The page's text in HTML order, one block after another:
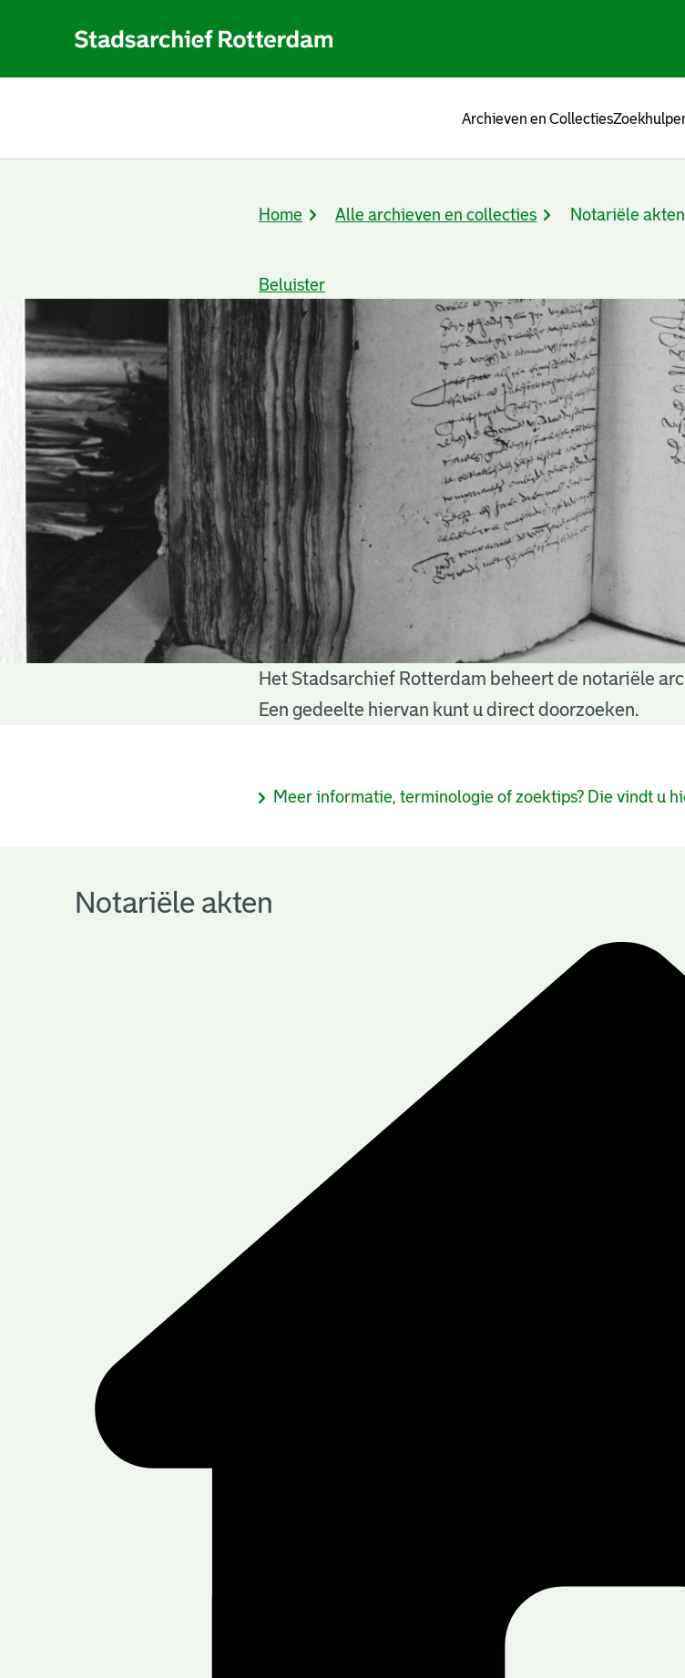
Archieven en Collecties
Kruimelpad
Home Alle archieven en collecties Notariële akten
Beluister
Het Stadsarchief Rotterdam beheert de notariële
Een gedeelte hiervan kunt u direct doorzoeken.
Informatiepagina's
archieven
Meer informatie, terminologie of zoektips? Die vindt u
Notariële akten